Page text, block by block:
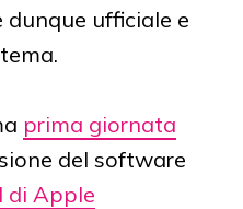
ufficiale e
prima giornata
del software
di Apple